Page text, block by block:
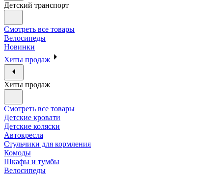
Детский транспорт
Смотреть все товары
Велосипеды
Новинки
Хиты продаж
Хиты продаж
Смотреть все товары
Детские кровати
Детские коляски
Автокресла
Стульчики для кормления
Комоды
Шкафы и тумбы
Велосипеды